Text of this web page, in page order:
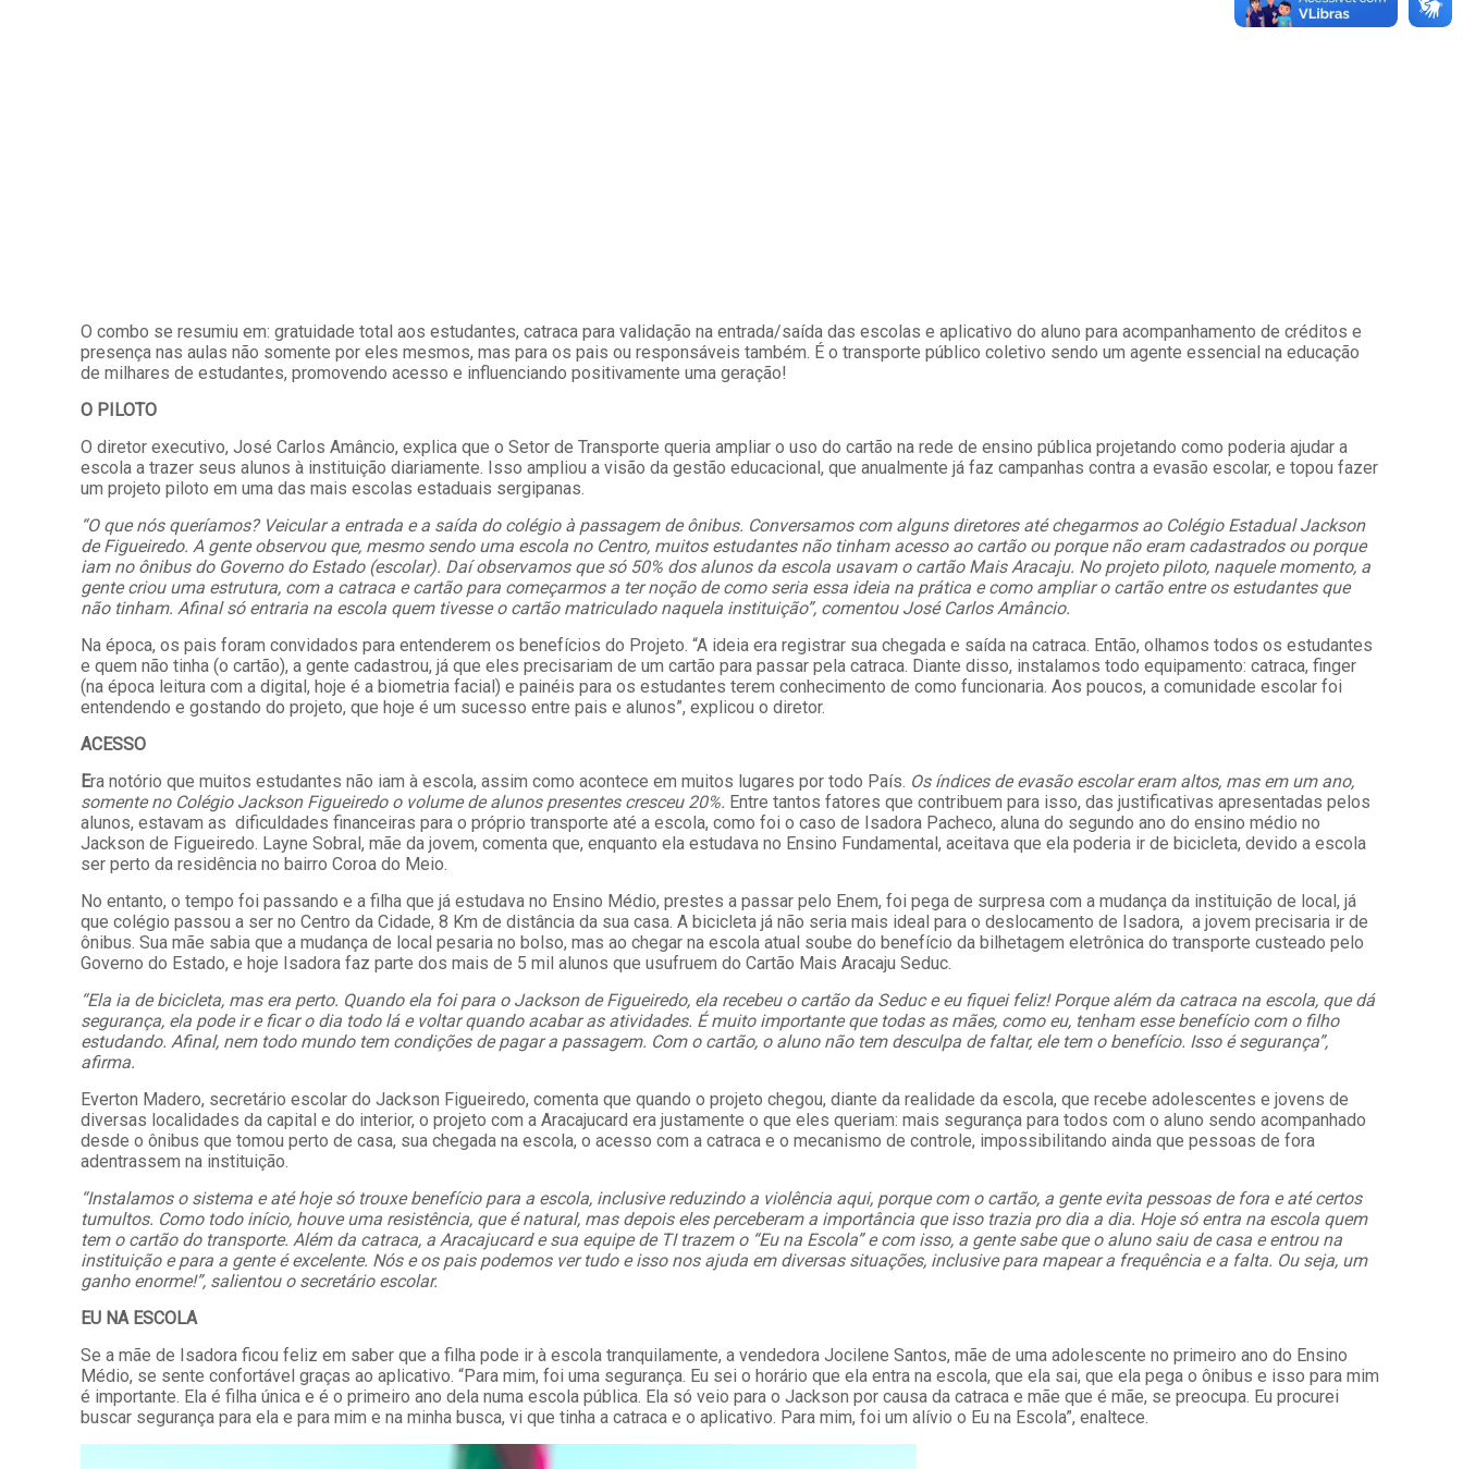
O combo se resumiu em: gratuidade total aos estudantes, catraca para validação na entrada/saída das escolas e aplicativo do aluno para acompanhamento de créditos e
presença nas aulas não somente por eles mesmos, mas para os pais ou responsáveis também. É o transporte público coletivo sendo um agente essencial na educação
de milhares de estudantes, promovendo acesso e influenciando positivamente uma geração!
O PILOTO
O diretor executivo, José Carlos Amâncio, explica que o Setor de Transporte queria ampliar o uso do cartão na rede de ensino pública projetando como poderia ajudar a
escola a trazer seus alunos à instituição diariamente. Isso ampliou a visão da gestão educacional, que anualmente já faz campanhas contra a evasão escolar, e topou fazer
um projeto piloto em uma das mais escolas estaduais sergipanas.
“O que nós queríamos? Veicular a entrada e a saída do colégio à passagem de ônibus. Conversamos com alguns diretores até chegarmos ao Colégio Estadual Jackson
de Figueiredo. A gente observou que, mesmo sendo uma escola no Centro, muitos estudantes não tinham acesso ao cartão ou porque não eram cadastrados ou porque
iam no ônibus do Governo do Estado (escolar). Daí observamos que só 50% dos alunos da escola usavam o cartão Mais Aracaju. No projeto piloto, naquele momento, a
gente criou uma estrutura, com a catraca e cartão para começarmos a ter noção de como seria essa ideia na prática e como ampliar o cartão entre os estudantes que
não tinham. Afinal só entraria na escola quem tivesse o cartão matriculado naquela instituição”, comentou José Carlos Amâncio.
Na época, os pais foram convidados para entenderem os benefícios do Projeto. “A ideia era registrar sua chegada e saída na catraca. Então, olhamos todos os estudantes
e quem não tinha (o cartão), a gente cadastrou, já que eles precisariam de um cartão para passar pela catraca. Diante disso, instalamos todo equipamento: catraca, finger
(na época leitura com a digital, hoje é a biometria facial) e painéis para os estudantes terem conhecimento de como funcionaria. Aos poucos, a comunidade escolar foi
entendendo e gostando do projeto, que hoje é um sucesso entre pais e alunos”, explicou o diretor.
ACESSO
Era notório que muitos estudantes não iam à escola, assim como acontece em muitos lugares por todo País. Os índices de evasão escolar eram altos, mas em um ano,
somente no Colégio Jackson Figueiredo o volume de alunos presentes cresceu 20%. Entre tantos fatores que contribuem para isso, das justificativas apresentadas pelos
alunos, estavam as dificuldades financeiras para o próprio transporte até a escola, como foi o caso de Isadora Pacheco, aluna do segundo ano do ensino médio no
Jackson de Figueiredo. Layne Sobral, mãe da jovem, comenta que, enquanto ela estudava no Ensino Fundamental, aceitava que ela poderia ir de bicicleta, devido a escola
ser perto da residência no bairro Coroa do Meio.
No entanto, o tempo foi passando e a filha que já estudava no Ensino Médio, prestes a passar pelo Enem, foi pega de surpresa com a mudança da instituição de local, já
que colégio passou a ser no Centro da Cidade, 8 Km de distância da sua casa. A bicicleta já não seria mais ideal para o deslocamento de Isadora, a jovem precisaria ir de
ônibus. Sua mãe sabia que a mudança de local pesaria no bolso, mas ao chegar na escola atual soube do benefício da bilhetagem eletrônica do transporte custeado pelo
Governo do Estado, e hoje Isadora faz parte dos mais de 5 mil alunos que usufruem do Cartão Mais Aracaju Seduc.
“Ela ia de bicicleta, mas era perto. Quando ela foi para o Jackson de Figueiredo, ela recebeu o cartão da Seduc e eu fiquei feliz! Porque além da catraca na escola, que dá
segurança, ela pode ir e ficar o dia todo lá e voltar quando acabar as atividades. É muito importante que todas as mães, como eu, tenham esse benefício com o filho
estudando. Afinal, nem todo mundo tem condições de pagar a passagem. Com o cartão, o aluno não tem desculpa de faltar, ele tem o benefício. Isso é segurança”,
afirma.
Everton Madero, secretário escolar do Jackson Figueiredo, comenta que quando o projeto chegou, diante da realidade da escola, que recebe adolescentes e jovens de
diversas localidades da capital e do interior, o projeto com a Aracajucard era justamente o que eles queriam: mais segurança para todos com o aluno sendo acompanhado
desde o ônibus que tomou perto de casa, sua chegada na escola, o acesso com a catraca e o mecanismo de controle, impossibilitando ainda que pessoas de fora
adentrassem na instituição.
“Instalamos o sistema e até hoje só trouxe benefício para a escola, inclusive reduzindo a violência aqui, porque com o cartão, a gente evita pessoas de fora e até certos
tumultos. Como todo início, houve uma resistência, que é natural, mas depois eles perceberam a importância que isso trazia pro dia a dia. Hoje só entra na escola quem
tem o cartão do transporte. Além da catraca, a Aracajucard e sua equipe de TI trazem o “Eu na Escola” e com isso, a gente sabe que o aluno saiu de casa e entrou na
instituição e para a gente é excelente. Nós e os pais podemos ver tudo e isso nos ajuda em diversas situações, inclusive para mapear a frequência e a falta. Ou seja, um
ganho enorme!”, salientou o secretário escolar.
EU NA ESCOLA
Se a mãe de Isadora ficou feliz em saber que a filha pode ir à escola tranquilamente, a vendedora Jocilene Santos, mãe de uma adolescente no primeiro ano do Ensino
Médio, se sente confortável graças ao aplicativo. “Para mim, foi uma segurança. Eu sei o horário que ela entra na escola, que ela sai, que ela pega o ônibus e isso para mim
é importante. Ela é filha única e é o primeiro ano dela numa escola pública. Ela só veio para o Jackson por causa da catraca e mãe que é mãe, se preocupa. Eu procurei
buscar segurança para ela e para mim e na minha busca, vi que tinha a catraca e o aplicativo. Para mim, foi um alívio o Eu na Escola”, enaltece.